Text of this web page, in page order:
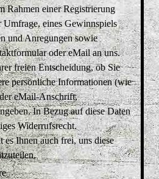
Rahmen einer Registrierung
Umfrage, eines Gewinnspiels
und Anregungen sowie
oder eMail an uns.
freien Entscheidung, ob Sie
persönliche Informationen (wie
eMail-Anschrift,
In Bezug auf diese Daten
Widerrufsrecht.
es Ihnen auch frei, uns diese